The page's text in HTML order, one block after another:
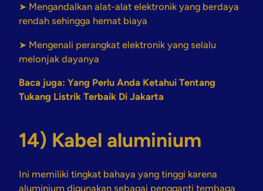
➤ Mengandalkan alat-alat elektronik yang berdaya
rendah sehingga hemat biaya
➤ Mengenali perangkat elektronik yang selalu
melonjak dayanya
Baca juga: Yang Perlu Anda Ketahui Tentang
Tukang Listrik Terbaik Di Jakarta
14) Kabel aluminium
Ini memiliki tingkat bahaya yang tinggi karena
aluminium digunakan sebagai pengganti tembaga